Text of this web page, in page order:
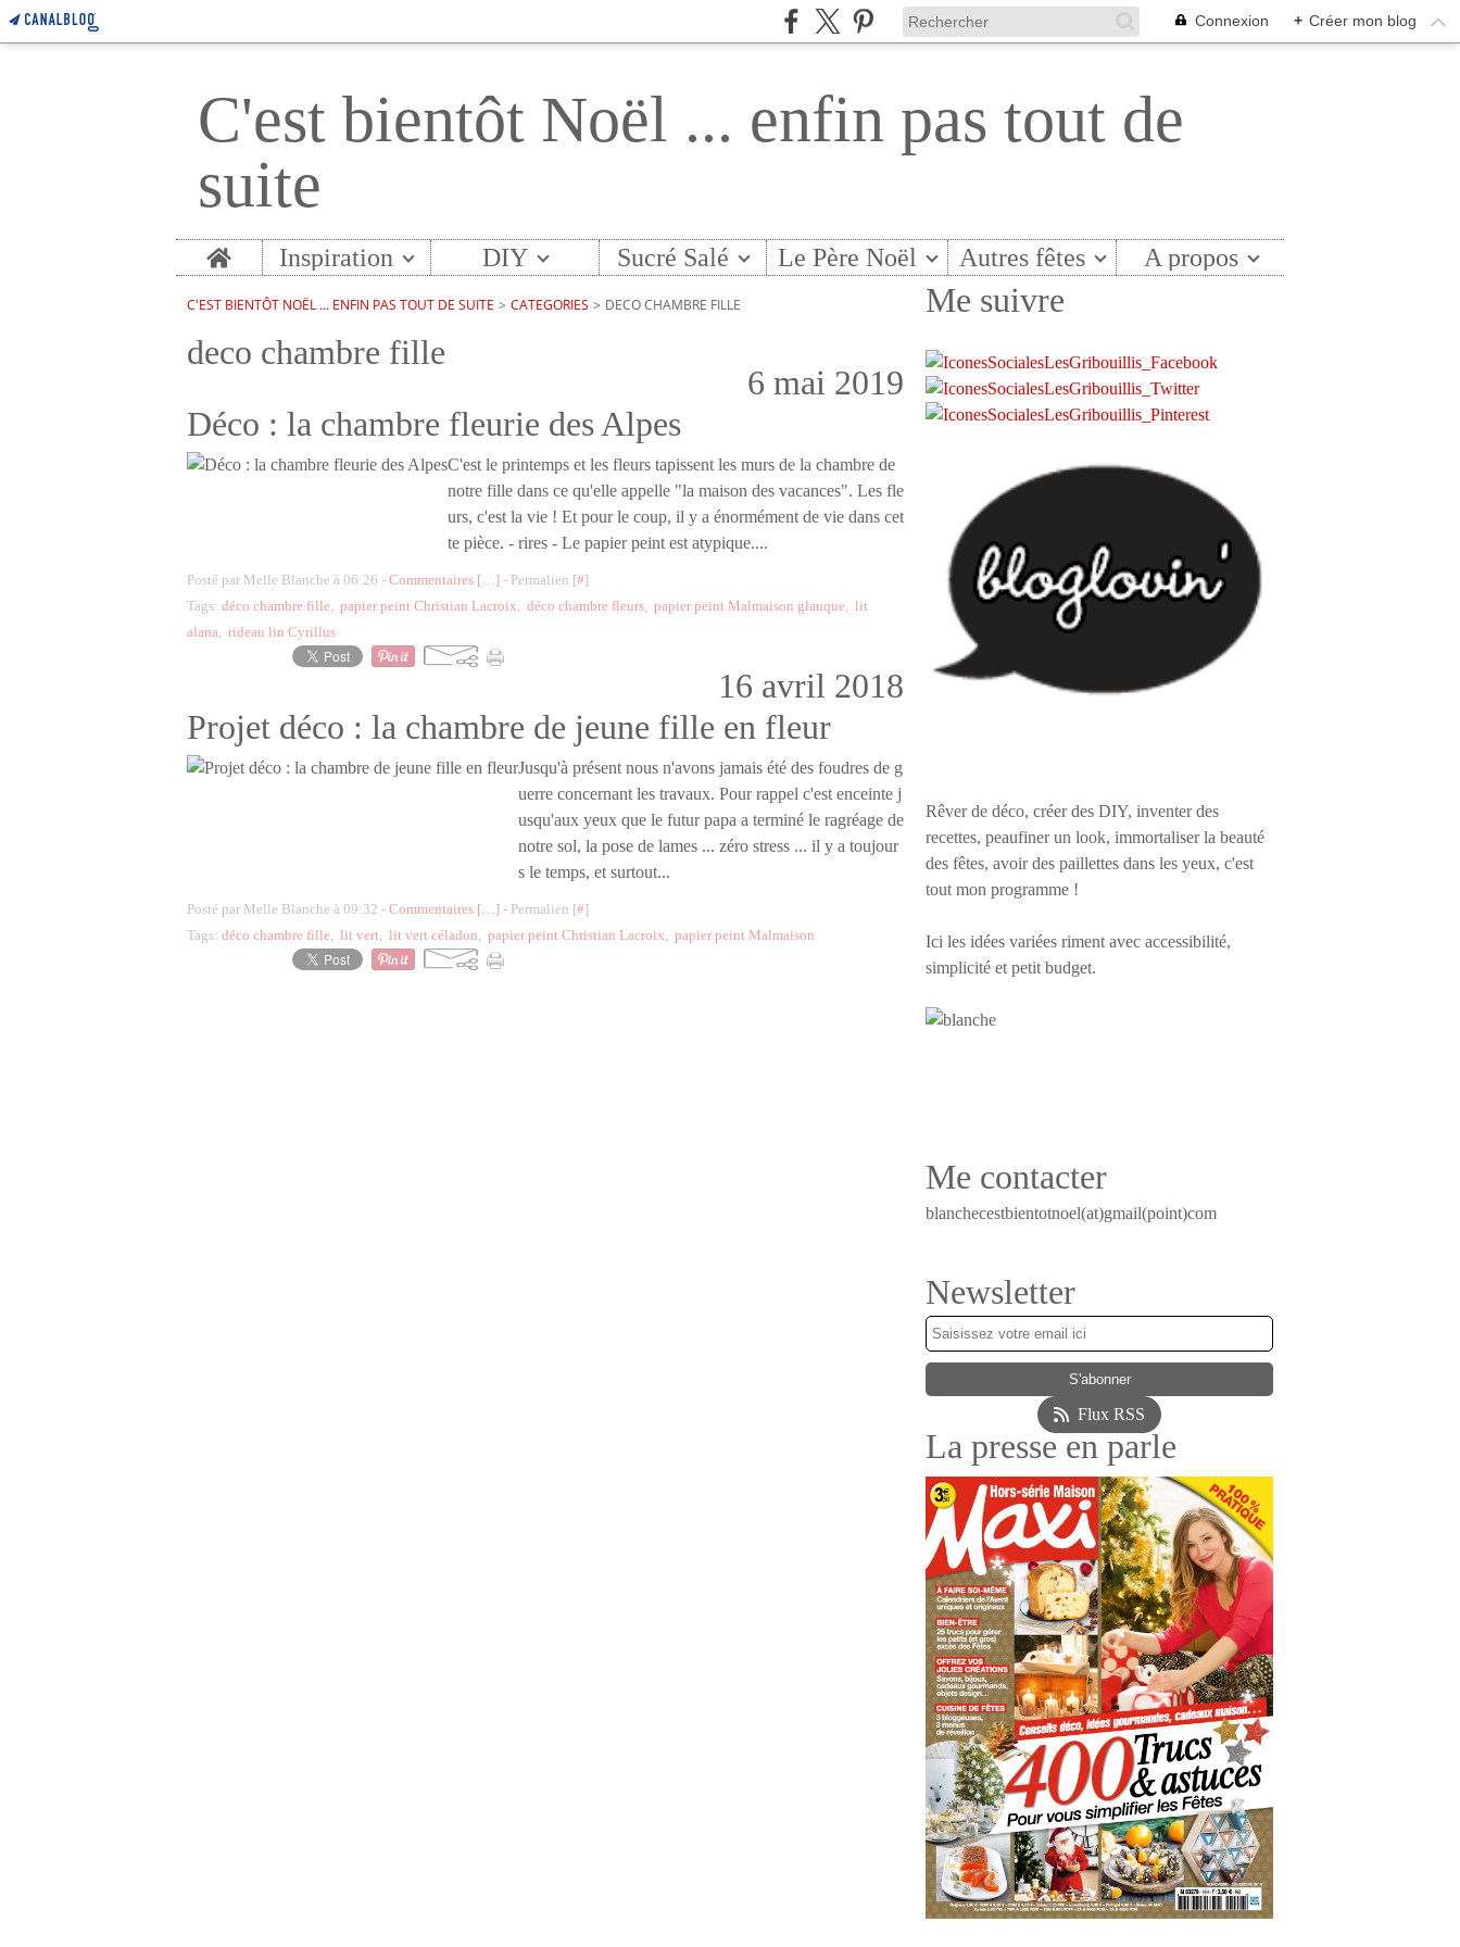
Connexion + Créer mon blog
C'est bientôt Noël ... enfin pas tout de
suite
Home Inspiration DIY Sucré Salé Le Père Noël Autres fêtes A propos
C'EST BIENTÔT NOËL ... ENFIN PAS TOUT DE SUITE > CATEGORIES > DECO CHAMBRE FILLE
deco chambre fille
6 mai 2019
Déco : la chambre fleurie des Alpes
C'est le printemps et les fleurs tapissent les murs de la chambre de
notre fille dans ce qu'elle appelle "la maison des vacances". Les fle
urs, c'est la vie ! Et pour le coup, il y a énormément de vie dans cet
te pièce. - rires - Le papier peint est atypique....
Posté par Melle Blanche à 06:26 - Commentaires […] - Permalien [#]
Tags: déco chambre fille, papier peint Christian Lacroix, déco chambre fleurs, papier peint Malmaison glauque, lit
alana, rideau lin Cyrillus
16 avril 2018
Projet déco : la chambre de jeune fille en fleur
Jusqu'à présent nous n'avons jamais été des foudres de g
uerre concernant les travaux. Pour rappel c'est enceinte j
usqu'aux yeux que le futur papa a terminé le ragréage de
notre sol, la pose de lames ... zéro stress ... il y a toujour
s le temps, et surtout...
Posté par Melle Blanche à 09:32 - Commentaires […] - Permalien [#]
Tags: déco chambre fille, lit vert, lit vert céladon, papier peint Christian Lacroix, papier peint Malmaison
Me suivre
Rêver de déco, créer des DIY, inventer des
recettes, peaufiner un look, immortaliser la beauté
des fêtes, avoir des paillettes dans les yeux, c'est
tout mon programme !
Ici les idées variées riment avec accessibilité,
simplicité et petit budget.
Me contacter
blanchecestbientotnoel(at)gmail(point)com
Newsletter
Flux RSS
La presse en parle